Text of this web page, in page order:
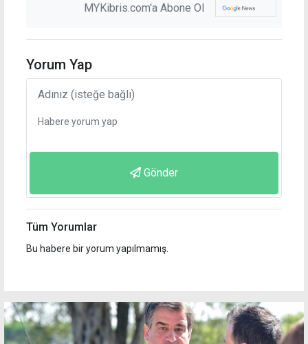
MYKibris.com'a Abone Ol
Yorum Yap
Gönder
Tüm Yorumlar
Bu habere bir yorum yapılmamış.